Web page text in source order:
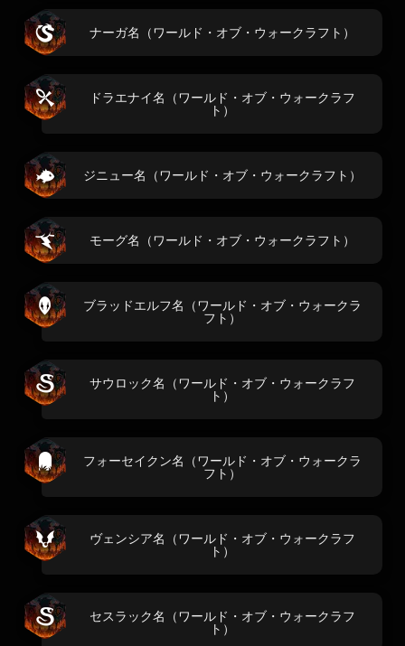
ナーガ名（ワールド・オブ・ウォークラフト）
ドラエナイ名（ワールド・オブ・ウォークラフ
ト）
ジニュー名（ワールド・オブ・ウォークラフト）
モーグ名（ワールド・オブ・ウォークラフト）
ブラッドエルフ名（ワールド・オブ・ウォークラ
フト）
サウロック名（ワールド・オブ・ウォークラフ
ト）
フォーセイクン名（ワールド・オブ・ウォークラ
フト）
ヴェンシア名（ワールド・オブ・ウォークラフ
ト）
セスラック名（ワールド・オブ・ウォークラフ
ト）